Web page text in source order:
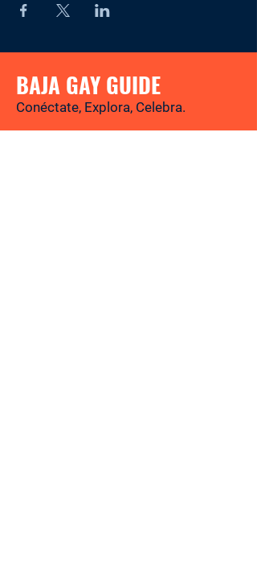
BAJA GAY GUIDE
Conéctate, Explora, Celebra.